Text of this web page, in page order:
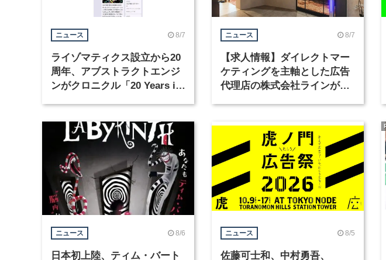
ニュース 8/7
ライゾマティクス設立から20
周年、アブストラクトエンジ
ンがクロニクル「20 Years in
ニュース 8/7
【求人情報】ダイレクトマー
ケティングを主軸とした広告
代理店の株式会社ラインが、
ニュース 8/6
日本初上陸、ティム・バート
ニュース 8/5
佐藤可士和、中村勇吾、